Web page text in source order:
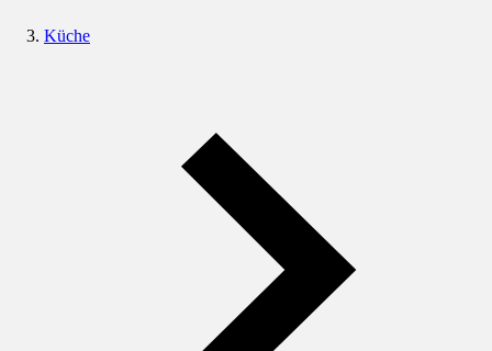
Küche